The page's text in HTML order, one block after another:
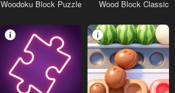
Wood Block Classic
Woodoku Block Puzzle